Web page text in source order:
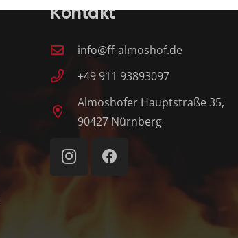
Kontakt
info@ff-almoshof.de
+49 911 93893097
Almoshofer Hauptstraße 35,
90427 Nürnberg